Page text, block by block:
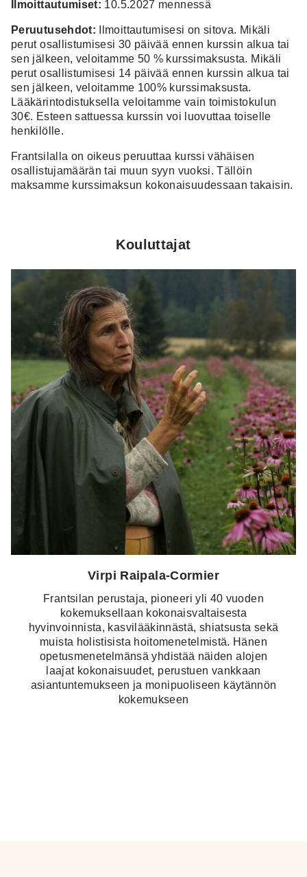
Ilmoittautumiset: 10.5.2027 mennessä
Peruutusehdot:
Ilmoittautumisesi on sitova. Mikäli
perut osallistumisesi 30 päivää ennen kurssin alkua tai
sen jälkeen, veloitamme 50 % kurssimaksusta. Mikäli
perut osallistumisesi 14 päivää ennen kurssin alkua tai
sen jälkeen, veloitamme 100% kurssimaksusta.
Lääkärintodistuksella veloitamme vain toimistokulun
30€. Esteen sattuessa kurssin voi luovuttaa toiselle
henkilölle.
Frantsilalla on oikeus peruuttaa kurssi vähäisen
osallistujamäärän tai muun syyn vuoksi. Tällöin
maksamme kurssimaksun kokonaisuudessaan takaisin.
Kouluttajat
Virpi Raipala-Cormier
Frantsilan perustaja, pioneeri yli 40 vuoden
kokemuksellaan kokonaisvaltaisesta
hyvinvoinnista, kasvilääkinnästä, shiatsusta sekä
muista holistisista hoitomenetelmistä. Hänen
opetusmenetelmänsä yhdistää näiden alojen
laajat kokonaisuudet, perustuen vankkaan
asiantuntemukseen ja monipuoliseen käytännön
kokemukseen